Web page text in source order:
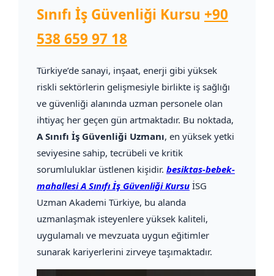
Sınıfı İş Güvenliği Kursu +90
538 659 97 18
Türkiye’de sanayi, inşaat, enerji gibi yüksek
riskli sektörlerin gelişmesiyle birlikte iş sağlığı
ve güvenliği alanında uzman personele olan
ihtiyaç her geçen gün artmaktadır. Bu noktada,
A Sınıfı İş Güvenliği Uzmanı, en yüksek yetki
seviyesine sahip, tecrübeli ve kritik
sorumluluklar üstlenen kişidir. besiktas-bebek-
mahallesi A Sınıfı İş Güvenliği Kursu İSG
Uzman Akademi Türkiye, bu alanda
uzmanlaşmak isteyenlere yüksek kaliteli,
uygulamalı ve mevzuata uygun eğitimler
sunarak kariyerlerini zirveye taşımaktadır.